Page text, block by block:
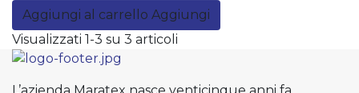
Aggiungi al carrello Aggiungi
Visualizzati 1-3 su 3 articoli